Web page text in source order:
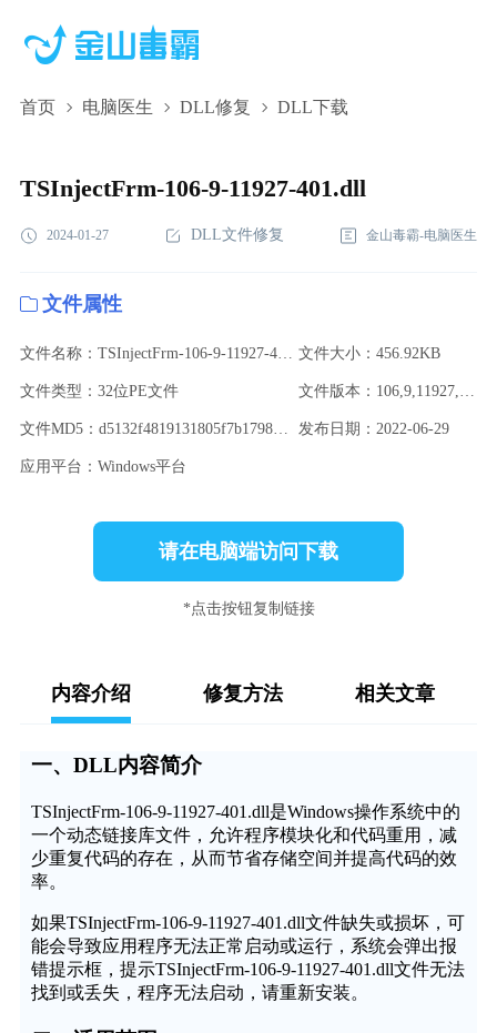
首页 电脑医生 DLL修复 DLL下载
TSInjectFrm-106-9-11927-401.dll,TSInjectFrm-106-9-11927-401.dll
TSInjectFrm-106-9-11927-401.dll
2024-01-27 DLL文件修复 金山毒霸-电脑医生
文件属性
文件名称：TSInjectFrm-106-9-11927-401.dll 文件大小：456.92KB
文件类型：32位PE文件 文件版本：106,9,11927,401
文件MD5：d5132f4819131805f7b1798b10601ad0 发布日期：2022-06-29
应用平台：Windows平台
请在电脑端访问下载
*点击按钮复制链接
内容介绍 修复方法 相关文章
一、DLL内容简介
TSInjectFrm-106-9-11927-401.dll是Windows操作系统中的
一个动态链接库文件，允许程序模块化和代码重用，减
少重复代码的存在，从而节省存储空间并提高代码的效
率。
如果TSInjectFrm-106-9-11927-401.dll文件缺失或损坏，可
能会导致应用程序无法正常启动或运行，系统会弹出报
错提示框，提示TSInjectFrm-106-9-11927-401.dll文件无法
找到或丢失，程序无法启动，请重新安装。